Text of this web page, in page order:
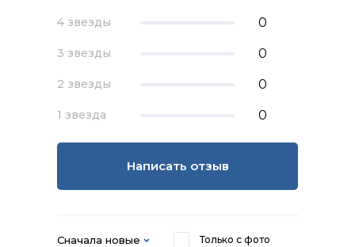
4 звезды 0
3 звезды 0
2 звезды 0
1 звезда 0
Написать отзыв
Сначала новые Только с фото